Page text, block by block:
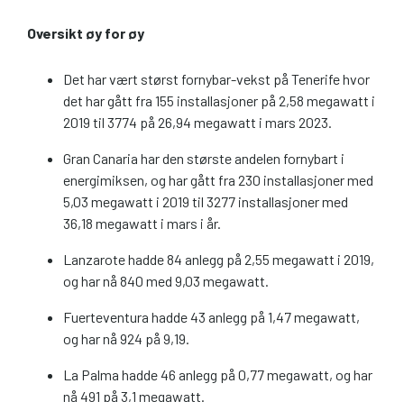
Oversikt øy for øy
Det har vært størst fornybar-vekst på Tenerife hvor
det har gått fra 155 installasjoner på 2,58 megawatt i
2019 til 3774 på 26,94 megawatt i mars 2023.
Gran Canaria har den største andelen fornybart i
energimiksen, og har gått fra 230 installasjoner med
5,03 megawatt i 2019 til 3277 installasjoner med
36,18 megawatt i mars i år.
Lanzarote hadde 84 anlegg på 2,55 megawatt i 2019,
og har nå 840 med 9,03 megawatt.
Fuerteventura hadde 43 anlegg på 1,47 megawatt,
og har nå 924 på 9,19.
La Palma hadde 46 anlegg på 0,77 megawatt, og har
nå 491 på 3,1 megawatt.